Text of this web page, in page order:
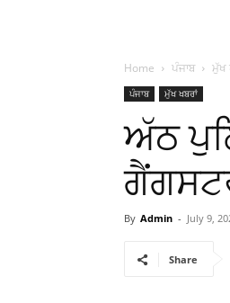
Home ਪੰਜਾਬ ਮੁੱਖ
ਪੰਜਾਬ ਮੁੱਖ ਖਬਰਾਂ
ਅੱਠ
By Admin - July 9,
Share